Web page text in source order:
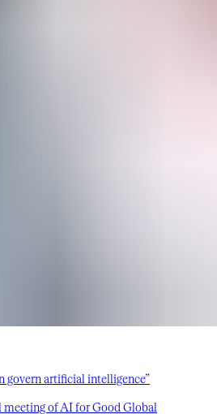
govern artificial intelligence”
meeting of AI for Good Global